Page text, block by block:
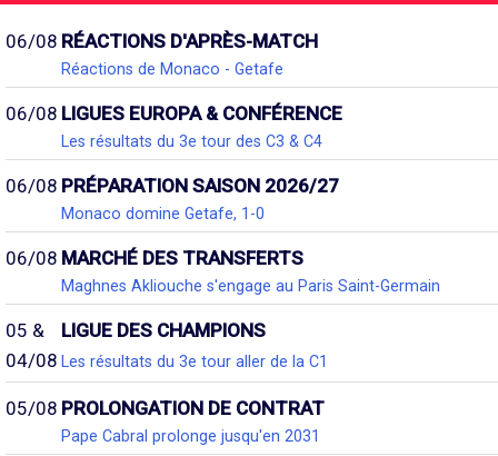
06/08 RÉACTIONS D'APRÈS-MATCH
Réactions de Monaco - Getafe
06/08 LIGUES EUROPA & CONFÉRENCE
Les résultats du 3e tour des C3 & C4
06/08 PRÉPARATION SAISON 2026/27
Monaco domine Getafe, 1-0
06/08 MARCHÉ DES TRANSFERTS
Maghnes Akliouche s'engage au Paris Saint-Germain
05 &
04/08
LIGUE DES CHAMPIONS
Les résultats du 3e tour aller de la C1
05/08 PROLONGATION DE CONTRAT
Pape Cabral prolonge jusqu'en 2031